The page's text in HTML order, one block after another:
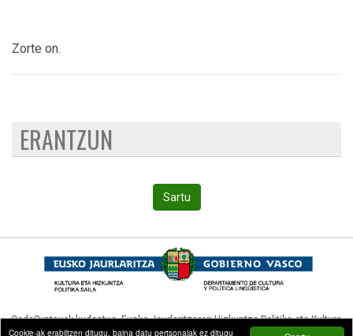
Cookie-ak erabiltzen ditugu, baina datu pertsonalak ez ditugu
Zorte on.
ERANTZUN
Sartu
CodeSyntaxek kudeatua,Eusko Jaurlaritzaren Hizkuntza Politika eta Kultura